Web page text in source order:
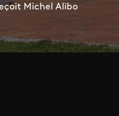
Michel Alibo